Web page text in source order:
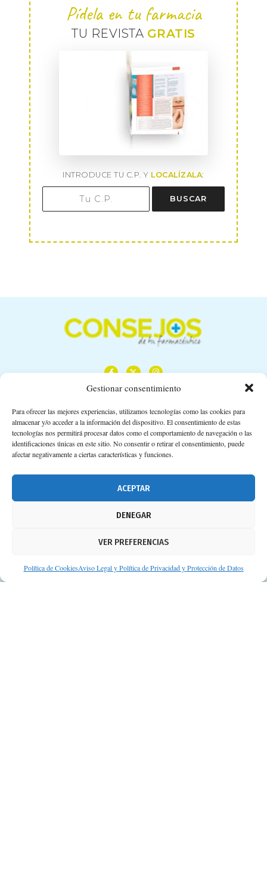
Gestionar consentimiento
Para ofrecer las mejores experiencias, utilizamos tecnologías como las cookies para
almacenar y/o acceder a la información del dispositivo. El consentimiento de estas
tecnologías nos permitirá procesar datos como el comportamiento de navegación o las
identificaciones únicas en este sitio. No consentir o retirar el consentimiento, puede
afectar negativamente a ciertas características y funciones.
ACEPTAR
DENEGAR
VER PREFERENCIAS
Política de CookiesAviso Legal y Política de Privacidad y Protección de Datos
Pídela en tu farmacia
TU REVISTA GRATIS
INTRODUCE TU C.P. Y LOCALÍZALA:
BUSCAR
Calle Camino de los Descubrimientos, 11,
Planta 3ª 41092 – Sevilla
674 02 62 03
Aviso legal
Protección de datos personales
Suscripción a Newsletter